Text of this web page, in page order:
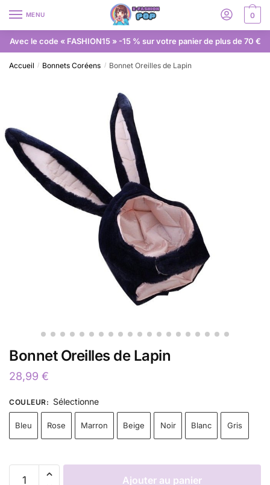
MENU 0
Avec le code « FASHION15 » -15 % sur votre panier de plus de 70 €
Accueil / Bonnets Coréens / Bonnet Oreilles de Lapin
Bonnet Oreilles de Lapin
28,99 €
COULEUR: Sélectionne
Bleu Rose Marron Beige Noir Blanc Gris
Ajouter au panier